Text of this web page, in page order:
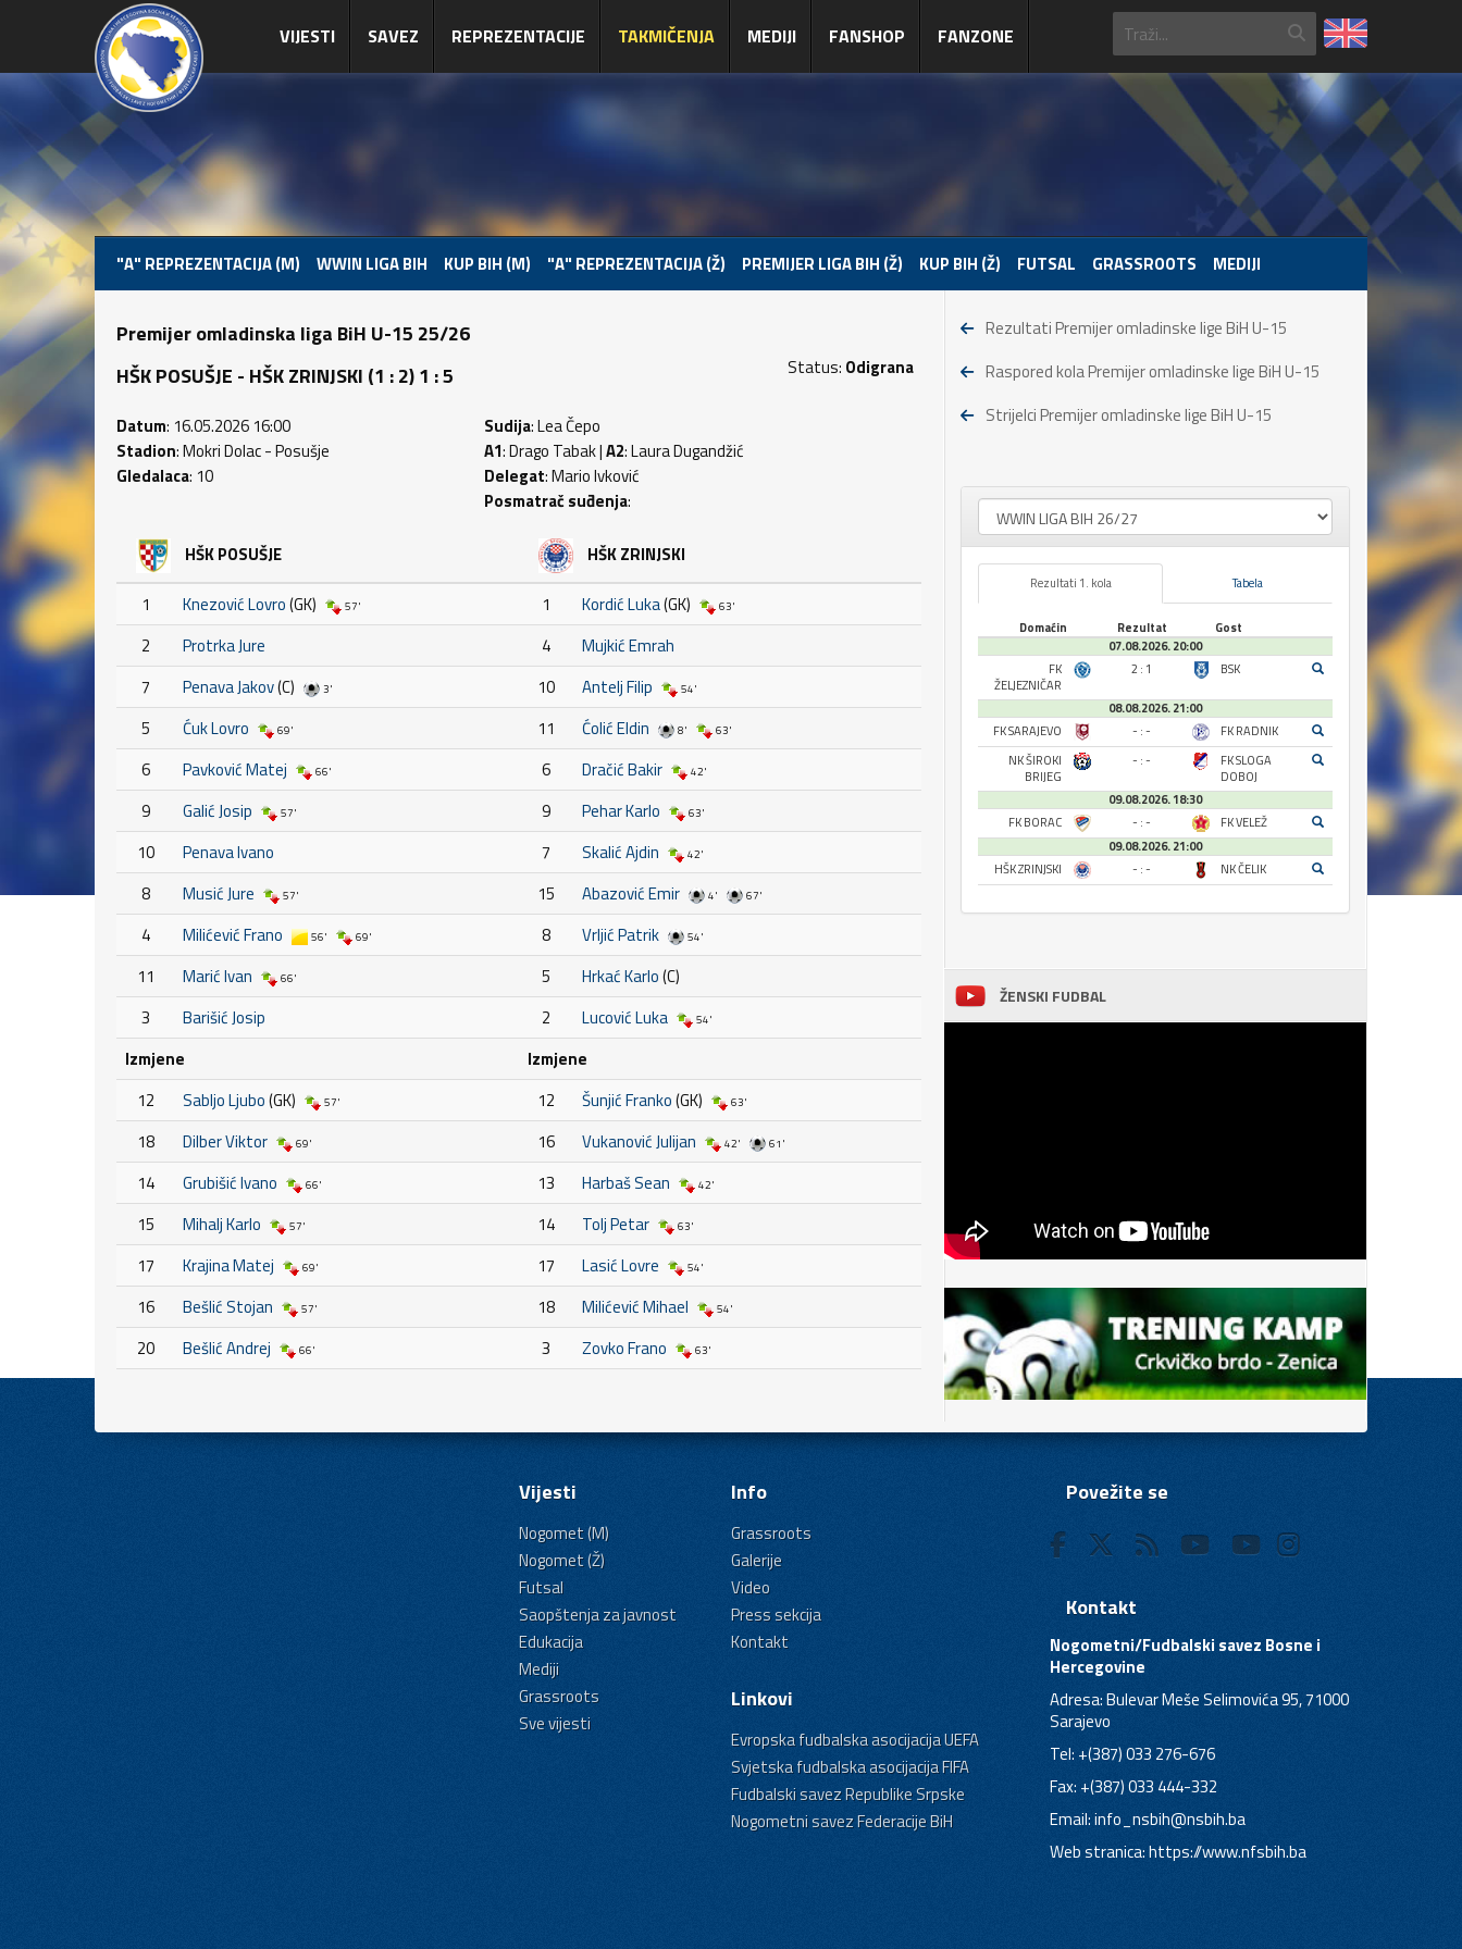
VIJESTI SAVEZ REPREZENTACIJE TAKMIČENJA MEDIJI FANSHOP FANZONE
"A" REPREZENTACIJA (M) WWIN LIGA BIH KUP BIH (M) "A" REPREZENTACIJA (Ž) PREMIJER LIGA BIH (Ž) KUP BIH (Ž) FUTSAL GRASSROOTS MEDIJI
Premijer omladinska liga BiH U-15 25/26
HŠK POSUŠJE - HŠK ZRINJSKI (1 : 2) 1 : 5
Status: Odigrana
Datum: 16.05.2026 16:00
Stadion: Mokri Dolac - Posušje
Gledalaca: 10
Sudija: Lea Čepo
A1: Drago Tabak |A2: Laura Dugandžić
Delegat: Mario Ivković
Posmatrač suđenja:
HŠK POSUŠJE
1 Knezović Lovro(GK) 57'
2
Protrka Jure
7
Penava Jakov(C) 3'
5 Ćuk Lovro 69'
6 Pavković Matej 66'
9 Galić Josip 57'
10
Penava Ivano
8
Musić Jure 57'
4 Milićević Frano 56' 69'
11 Marić Ivan 66'
3
Barišić Josip
Izmjene
12
Sabljo Ljubo(GK) 57'
18 Dilber Viktor 69'
14 Grubišić Ivano 66'
15 Mihalj Karlo 57'
17 Krajina Matej 69'
16 Bešlić Stojan 57'
20 Bešlić Andrej 66'
HŠK ZRINJSKI
1 Kordić Luka(GK) 63'
4
Mujkić Emrah
10
Antelj Filip 54'
11 Ćolić Eldin 8' 63'
6 Dračić Bakir 42'
9 Pehar Karlo 63'
7 Skalić Ajdin 42'
15 Abazović Emir 4' 67'
8 Vrljić Patrik 54'
5 Hrkać Karlo(C)
2
Lucović Luka 54'
Izmjene
12
Šunjić Franko(GK) 63'
16 Vukanović Julijan 42' 61'
13 Harbaš Sean 42'
14 Tolj Petar 63'
17 Lasić Lovre 54'
18 Milićević Mihael 54'
3 Zovko Frano 63'
Rezultati Premijer omladinske lige BiH U-15
Raspored kola Premijer omladinske lige BiH U-15
Strijelci Premijer omladinske lige BiH U-15
Rezultati 1. kola Tabela
Domaćin Rezultat
Gost
07.08.2026. 20:00
FK
ŽELJEZNIČAR
2 : 1 BSK
08.08.2026. 21:00
FK SARAJEVO
- : -
FK RADNIK
NK ŠIROKI
BRIJEG
- : -
FK SLOGA
DOBOJ
09.08.2026. 18:30
FK BORAC
- : -
FK VELEŽ
09.08.2026. 21:00
HŠK ZRINJSKI
- : - NK ČELIK
ŽENSKI FUDBAL
Vijesti
Nogomet (M)
Nogomet (Ž)
Futsal
Saopštenja za javnost
Edukacija
Mediji
Grassroots
Sve vijesti
Info
Grassroots
Galerije
Video
Press sekcija
Kontakt
Linkovi
Evropska fudbalska asocijacija UEFA
Svjetska fudbalska asocijacija FIFA
Fudbalski savez Republike Srpske
Nogometni savez Federacije BiH
Povežite se
Kontakt
Nogometni/Fudbalski savez Bosne i
Hercegovine
Adresa: Bulevar Meše Selimovića 95, 71000
Sarajevo
Tel: +(387) 033 276-676
Fax: +(387) 033 444-332
Email:info_nsbih@nsbih.ba
Web stranica: https://www.nfsbih.ba